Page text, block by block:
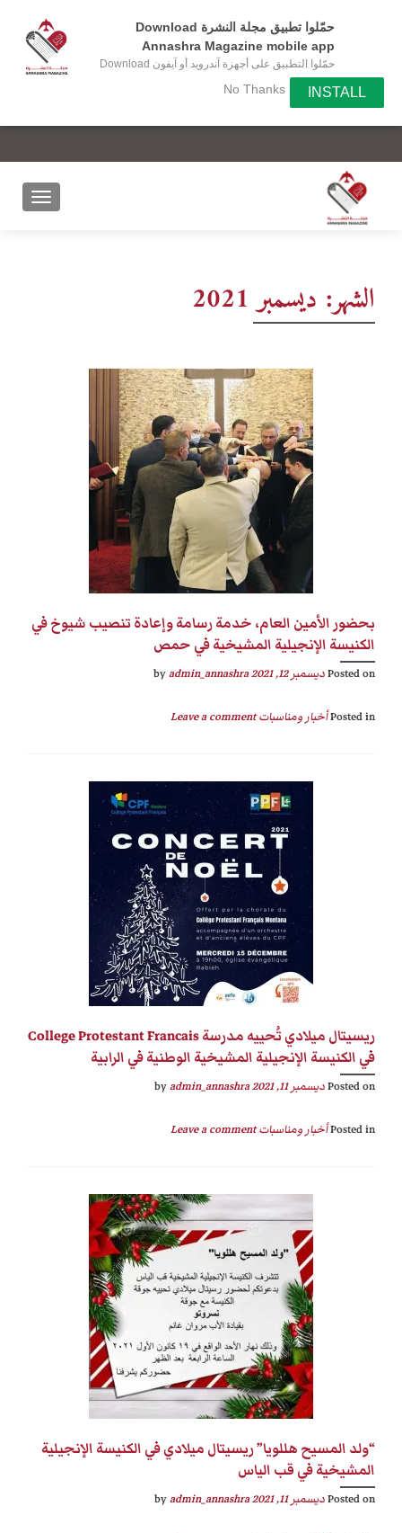
حمّلوا تطبيق مجلة النشرة Download
Annashra Magazine mobile app
حمّلوا التطبيق على أجهزة آندرويد أو آيفون Download
the app on your Android or IOS device
No Thanks INSTALL
الشهر: ديسمبر 2021
بحضور الأمين العام، خدمة رسامة وإعادة تنصيب شيوخ في
الكنيسة الإنجيلية المشيخية في حمص
Posted onديسمبر 12, 2021 by
admin_annashra
Posted inأخبار ومناسبات Leave a comment
ريسيتال ميلادي تُحييه مدرسة College Protestant Francais
في الكنيسة الإنجيلية المشيخية الوطنية في الرابية
Posted onديسمبر 11, 2021 by
admin_annashra
Posted inأخبار ومناسبات Leave a comment
“ولد المسيح هللويا” ريسيتال ميلادي في الكنيسة الإنجيلية
المشيخية في قب الياس
Posted onديسمبر 11, 2021 by
admin_annashra